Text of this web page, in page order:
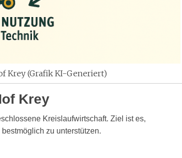
Krey (Grafik KI-Generiert)
Krey
Kreislaufwirtschaft. Ziel ist es,
zu unterstützen.